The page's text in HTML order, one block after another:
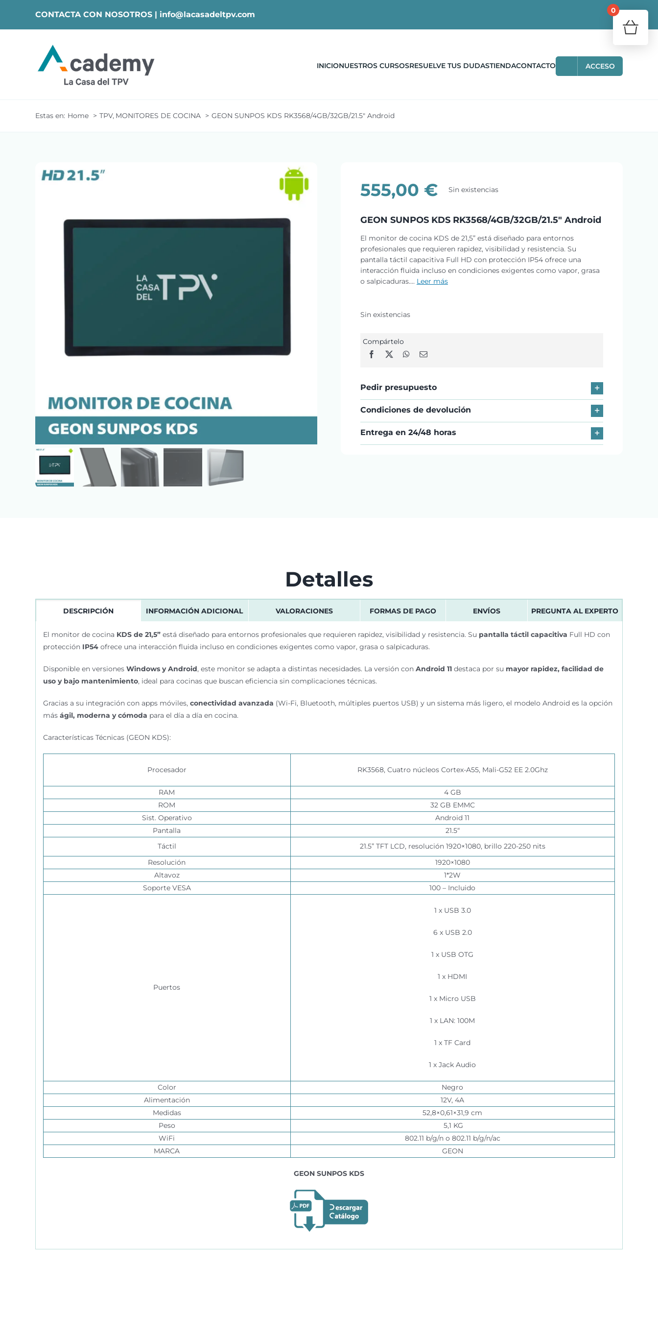
content
CONTACTA CON NOSOTROS | info@lacasadeltpv.com
INICIONUESTROS CURSOSRESUELVE TUS DUDASTIENDACONTACTO ACCESO
Estas en: Home TPV MONITORES DE COCINA GEON SUNPOS KDS RK3568/4GB/32GB/21.5″ Android
555,00 € Sin existencias
GEON SUNPOS KDS RK3568/4GB/32GB/21.5″ Android
El monitor de cocina KDS de 21,5” está diseñado para entornos
profesionales que requieren rapidez, visibilidad y resistencia. Su
pantalla táctil capacitiva Full HD con protección IP54 ofrece una
interacción fluida incluso en condiciones exigentes como vapor, grasa
o salpicaduras.... Leer más
Sin existencias
Compártelo
Pedir presupuesto
Condiciones de devolución
Entrega en 24/48 horas
Detalles
DESCRIPCIÓN INFORMACIÓN ADICIONAL VALORACIONES FORMAS DE PAGO ENVÍOS PREGUNTA AL EXPERTO
El monitor de cocina KDS de 21,5”está diseñado para entornos profesionales que requieren rapidez, visibilidad y resistencia. Su pantalla táctil capacitiva Full HD con
protección IP54ofrece una interacción fluida incluso en condiciones exigentes como vapor, grasa o salpicaduras.
Disponible en versiones Windows y Android, este monitor se adapta a distintas necesidades. La versión con Android 11destaca por su mayor rapidez, facilidad de
uso y bajo mantenimiento, ideal para cocinas que buscan eficiencia sin complicaciones técnicas.
Gracias a su integración con apps móviles, conectividad avanzada (Wi-Fi, Bluetooth, múltiples puertos USB) y un sistema más ligero, el modelo Android es la opción
más ágil, moderna y cómoda para el día a día en cocina.
Características Técnicas (GEON KDS):
Procesador RK3568, Cuatro núcleos Cortex-A55, Mali-G52 EE 2.0Ghz
RAM
4 GB
ROM
32 GB EMMC
Sist. Operativo
Android 11
Pantalla
21.5“
Táctil
21.5” TFT LCD, resolución 1920×1080, brillo 220-250 nits
Resolución
1920×1080
Altavoz
1*2W
Soporte VESA
100 – Incluido
Puertos
1 x USB 3.0
6 x USB 2.0
1 x USB OTG
1 x HDMI
1 x Micro USB
1 x LAN: 100M
1 x TF Card
1 x Jack Audio
Color
Negro
Alimentación
12V, 4A
Medidas
52,8×0,61×31,9 cm
Peso
5,1 KG
WiFi
802.11 b/g/n o 802.11 b/g/n/ac
MARCA
GEON
GEON SUNPOS KDS
¿Tu
0